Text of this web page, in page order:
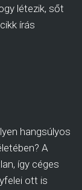
létezik, sőt
írás
hangsúlyos
A
így céges
ott is